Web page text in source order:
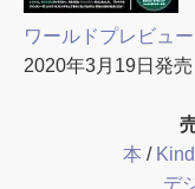
ワールドプレビュー
2020年3月19日発売
本 /
デ